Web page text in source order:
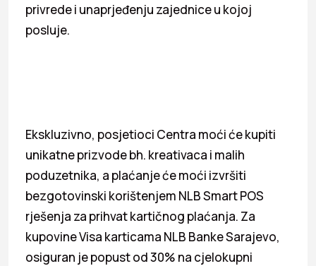
privrede i unaprjeđenju zajednice u kojoj
posluje.
Ekskluzivno, posjetioci Centra moći će kupiti
unikatne prizvode bh. kreativaca i malih
poduzetnika, a plaćanje će moći izvršiti
bezgotovinski korištenjem NLB Smart POS
rješenja za prihvat kartičnog plaćanja. Za
kupovine Visa karticama NLB Banke Sarajevo,
osiguran je popust od 30% na cjelokupni